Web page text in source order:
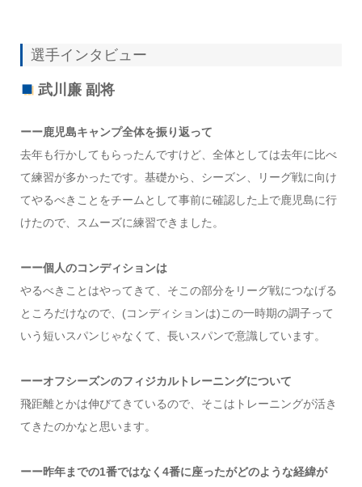
選手インタビュー
武川廉 副将
ーー鹿児島キャンプ全体を振り返って
去年も行かしてもらったんですけど、全体としては去年に比べ
て練習が多かったです。基礎から、シーズン、リーグ戦に向け
てやるべきことをチームとして事前に確認した上で鹿児島に行
けたので、スムーズに練習できました。
ーー個人のコンディションは
やるべきことはやってきて、そこの部分をリーグ戦につなげる
ところだけなので、(コンディションは)この一時期の調子って
いう短いスパンじゃなくて、長いスパンで意識しています。
ーーオフシーズンのフィジカルトレーニングについて
飛距離とかは伸びてきているので、そこはトレーニングが活き
てきたのかなと思います。
ーー昨年までの1番ではなく4番に座ったがどのような経緯が